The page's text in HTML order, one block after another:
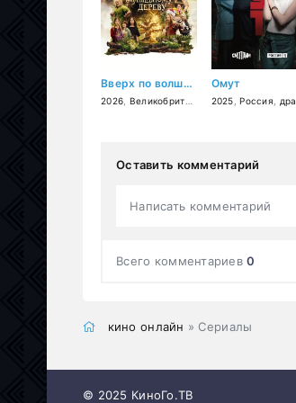
Вверх по волшебному дереву
2026 Великобритания ,США ,Франция,
Омут
2025 ,Россия драма
Оставить комментарий
Написать комментарий
Всего комментариев0
кино онлайн » Сериалы
© 2025 КиноГо.ТВ